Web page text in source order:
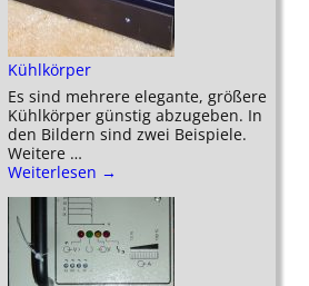
Kühlkörper
Es sind mehrere elegante, größere
Kühlkörper günstig abzugeben. In
den Bildern sind zwei Beispiele.
Weitere …
Weiterlesen →